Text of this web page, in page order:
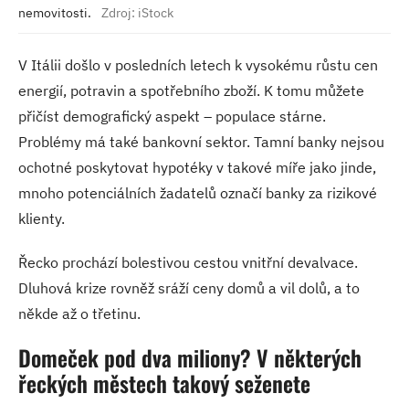
nemovitosti.
Zdroj: iStock
V Itálii došlo v posledních letech k vysokému růstu cen
energií, potravin a spotřebního zboží. K tomu můžete
přičíst demografický aspekt – populace stárne.
Problémy má také bankovní sektor. Tamní banky nejsou
ochotné poskytovat hypotéky v takové míře jako jinde,
mnoho potenciálních žadatelů označí banky za rizikové
klienty.
Řecko prochází bolestivou cestou vnitřní devalvace.
Dluhová krize rovněž sráží ceny domů a vil dolů, a to
někde až o třetinu.
Domeček pod dva miliony? V některých
řeckých městech takový seženete